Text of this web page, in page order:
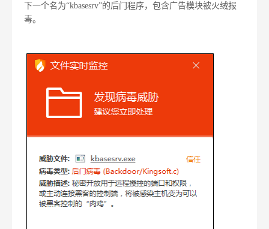
下一个名为“kbasesrv”的后门程序，包含广告模块被火绒报
毒。